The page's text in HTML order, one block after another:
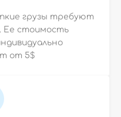
грузы требуют
Ее стоимость
от 5$